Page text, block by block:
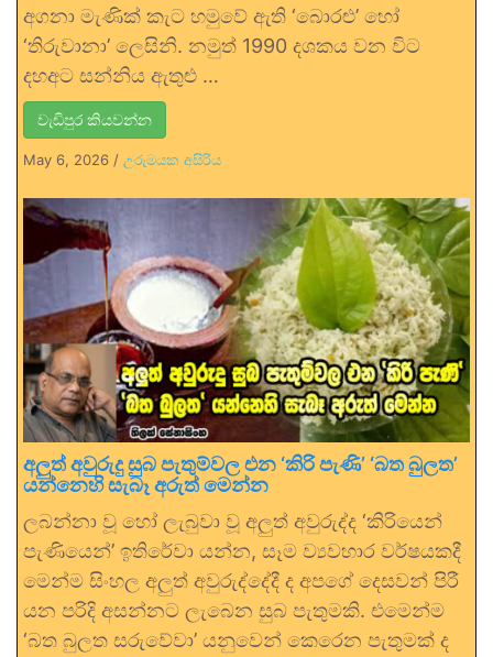
අගනා මැණික් කැට හමුවේ ඇති ‘බොරළු’ හෝ
‘තිරුවානා’ ලෙසිනි. නමුත් 1990 දශකය වන විට
දහඅට සන්නිය ඇතුළු …
වැඩිපුර කියවන්න
May 6, 2026 / උරුමයක අසිරිය
අලුත් අවුරුදු සුබ පැතුම්වල එන ‘කිරි පැණි’ ‘බත බුලත’
යන්නෙහි සැබෑ අරුත් මෙන්න
ලබන්නා වූ හෝ ලැබුවා වූ අලුත් අවුරුද්ද ‘කිරියෙන්
පැණියෙන්’ ඉතිරේවා යන්න, සෑම ව්‍යවහාර වර්ෂයකදී
මෙන්ම සිංහල අලුත් අවුරුද්දේදී ද අපගේ දෙසවන් පිරී
යන පරිදි අසන්නට ලැබෙන සුබ පැතුමකි. එමෙන්ම
‘බත බුලත සරුවේවා’ යනුවෙන් කෙරෙන පැතුමක් ද